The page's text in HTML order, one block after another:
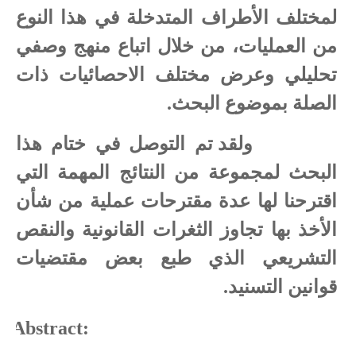
لمختلف الأطراف المتدخلة في هذا النوع
من العمليات، من خلال اتباع منهج وصفي
تحليلي وعرض مختلف الاحصائيات ذات
الصلة بموضوع البحث.
ولقد تم التوصل في ختام هذا
البحث لمجموعة من النتائج المهمة التي
اقترحنا لها عدة مقترحات عملية من شأن
الأخذ بها تجاوز الثغرات القانونية والنقص
التشريعي الذي طبع بعض مقتضيات
قوانين التسنيد.
Abstract: